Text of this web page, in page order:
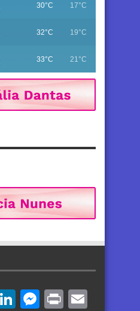
30°C 17°C
32°C 19°C
33°C 21°C
TwitterLinkedIn
Messenger
Print